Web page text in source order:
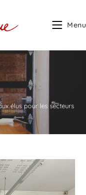
Menu
élus pour les secteurs